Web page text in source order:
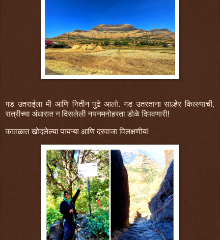
गड उतराईला मी आणि नितीन पुढे आलो. गड उतरताना साल्हेर किल्ल्याची,
रात्रीच्या अंधारात न दिसलेली नयनमनोहरता डोळे दिपवणारी!
कातळात खोदलेल्या पायऱ्या आणि दरवाजा विलक्षणीय!